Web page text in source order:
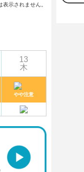
示されません。
13
木
やや注意